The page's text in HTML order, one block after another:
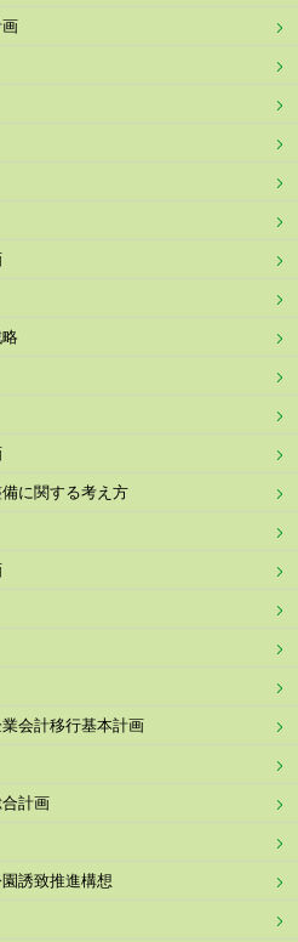
に関する考え方
会計移行基本計画
計画
誘致推進構想